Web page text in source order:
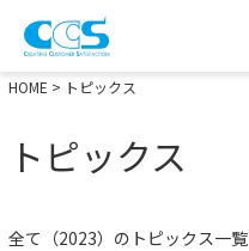
画像処理用の製品検索
HOME > トピックス
トピックス
全て（2023）のトピックス一覧